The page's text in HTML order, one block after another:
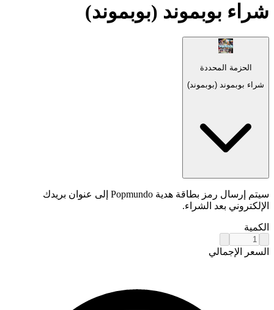
شراء بوبموند (بوبموند)
الحزمة المحددة
شراء بوبموند (بوبموند)
سيتم إرسال رمز بطاقة هدية Popmundo إلى عنوان بريدك
الإلكتروني بعد الشراء.
الكمية
السعر الإجمالي